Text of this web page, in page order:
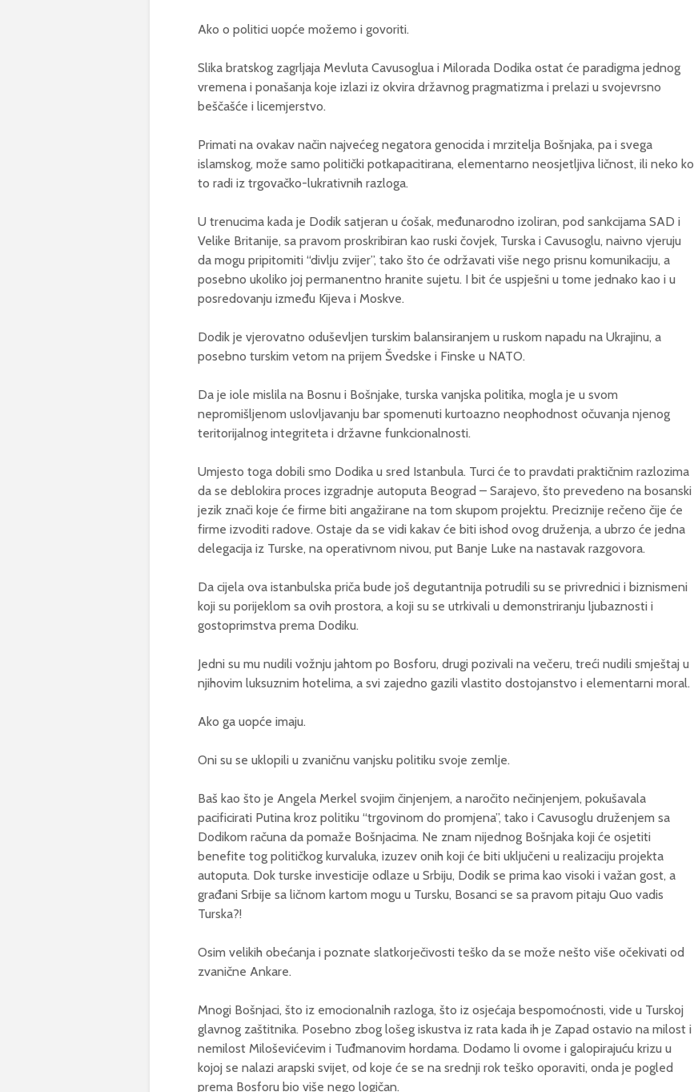
Ako o politici uopće možemo i govoriti.
Slika bratskog zagrljaja Mevluta Cavusoglua i Milorada Dodika ostat će paradigma jednog
vremena i ponašanja koje izlazi iz okvira državnog pragmatizma i prelazi u svojevrsno
beščašće i licemjerstvo.
Primati na ovakav način najvećeg negatora genocida i mrzitelja Bošnjaka, pa i svega
islamskog, može samo politički potkapacitirana, elementarno neosjetljiva ličnost, ili neko ko
to radi iz trgovačko-lukrativnih razloga.
U trenucima kada je Dodik satjeran u ćošak, međunarodno izoliran, pod sankcijama SAD i
Velike Britanije, sa pravom proskribiran kao ruski čovjek, Turska i Cavusoglu, naivno vjeruju
da mogu pripitomiti “divlju zvijer”, tako što će održavati više nego prisnu komunikaciju, a
posebno ukoliko joj permanentno hranite sujetu. I bit će uspješni u tome jednako kao i u
posredovanju između Kijeva i Moskve.
Dodik je vjerovatno oduševljen turskim balansiranjem u ruskom napadu na Ukrajinu, a
posebno turskim vetom na prijem Švedske i Finske u NATO.
Da je iole mislila na Bosnu i Bošnjake, turska vanjska politika, mogla je u svom
nepromišljenom uslovljavanju bar spomenuti kurtoazno neophodnost očuvanja njenog
teritorijalnog integriteta i državne funkcionalnosti.
Umjesto toga dobili smo Dodika u sred Istanbula. Turci će to pravdati praktičnim razlozima
da se deblokira proces izgradnje autoputa Beograd – Sarajevo, što prevedeno na bosanski
jezik znači koje će firme biti angažirane na tom skupom projektu. Preciznije rečeno čije će
firme izvoditi radove. Ostaje da se vidi kakav će biti ishod ovog druženja, a ubrzo će jedna
delegacija iz Turske, na operativnom nivou, put Banje Luke na nastavak razgovora.
Da cijela ova istanbulska priča bude još degutantnija potrudili su se privrednici i biznismeni
koji su porijeklom sa ovih prostora, a koji su se utrkivali u demonstriranju ljubaznosti i
gostoprimstva prema Dodiku.
Jedni su mu nudili vožnju jahtom po Bosforu, drugi pozivali na večeru, treći nudili smještaj u
njihovim luksuznim hotelima, a svi zajedno gazili vlastito dostojanstvo i elementarni moral.
Ako ga uopće imaju.
Oni su se uklopili u zvaničnu vanjsku politiku svoje zemlje.
Baš kao što je Angela Merkel svojim činjenjem, a naročito nečinjenjem, pokušavala
pacificirati Putina kroz politiku “trgovinom do promjena”, tako i Cavusoglu druženjem sa
Dodikom računa da pomaže Bošnjacima. Ne znam nijednog Bošnjaka koji će osjetiti
benefite tog političkog kurvaluka, izuzev onih koji će biti uključeni u realizaciju projekta
autoputa. Dok turske investicije odlaze u Srbiju, Dodik se prima kao visoki i važan gost, a
građani Srbije sa ličnom kartom mogu u Tursku, Bosanci se sa pravom pitaju Quo vadis
Turska?!
Osim velikih obećanja i poznate slatkorječivosti teško da se može nešto više očekivati od
zvanične Ankare.
Mnogi Bošnjaci, što iz emocionalnih razloga, što iz osjećaja bespomoćnosti, vide u Turskoj
glavnog zaštitnika. Posebno zbog lošeg iskustva iz rata kada ih je Zapad ostavio na milost i
nemilost Miloševićevim i Tuđmanovim hordama. Dodamo li ovome i galopirajuću krizu u
kojoj se nalazi arapski svijet, od koje će se na srednji rok teško oporaviti, onda je pogled
prema Bosforu bio više nego logičan.